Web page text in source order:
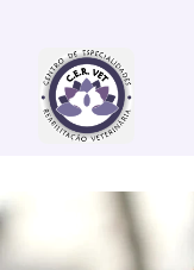
para
conteúdo